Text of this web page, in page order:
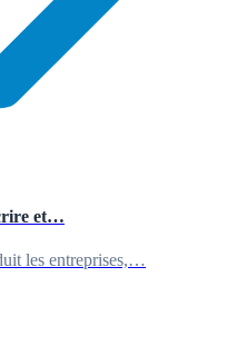
et…
les entreprises,…